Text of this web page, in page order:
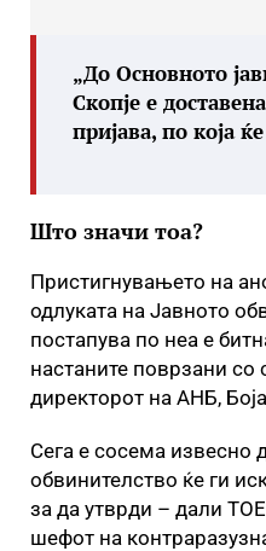
„До Основното
Скопје е
пријава, по која
Што значи тоа?
Пристигнувањето на
одлуката на Јавното
постапува по неа е
настаните поврзани со
директорот на АНБ,
Сега е сосема извесно
обвинителство ќе ги
за да утврди – дали
шефот на